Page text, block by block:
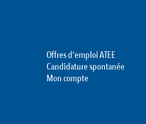
Offres d'emploi ATEE
Candidature spontanée
Mon compte